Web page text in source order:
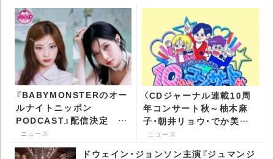
『BABYMONSTERのオー
ルナイトニッポン
PODCAST』配信決定
RUKAとASAが担当 -
CDJournal ニュース
ニュース
〈CDジャーナル連載10周
年コンサート秋～柚木麻
子・朝井リョウ・でか美ち
ゃん 書籍化記念スッペシ
ニュース
ドウェイン・ジョンソン主演『ジュマンジ